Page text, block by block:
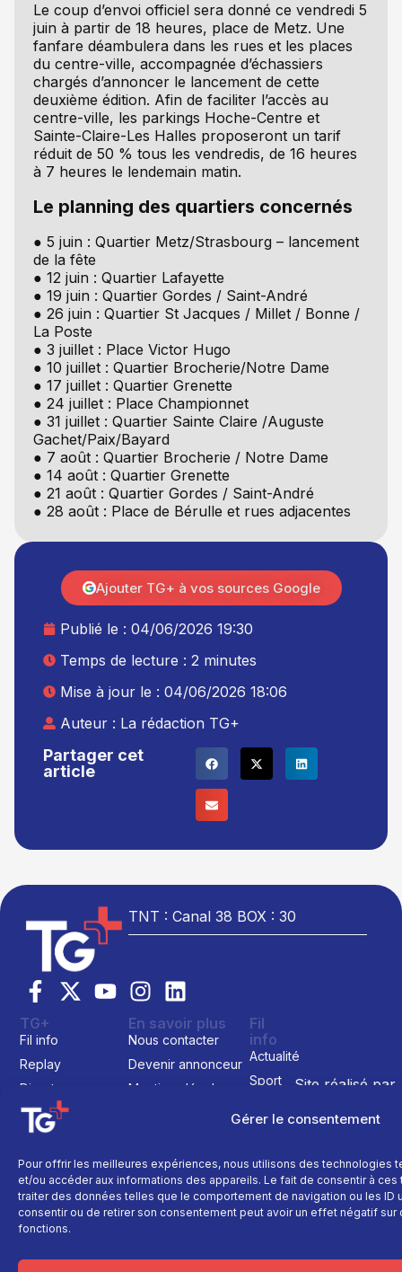
Gérer le consentement
Pour offrir les meilleures expériences, nous utilisons des technologies
et/ou accéder aux informations des appareils. Le fait de consentir à
traiter des données telles que le comportement de navigation ou les ID
consentir ou de retirer son consentement peut avoir un effet négatif
fonctions.
Le coup d’envoi officiel sera donné ce vendredi 5
juin à partir de 18 heures, place de Metz. Une
fanfare déambulera dans les rues et les places
du centre-ville, accompagnée d’échassiers
chargés d’annoncer le lancement de cette
deuxième édition. Afin de faciliter l’accès au
centre-ville, les parkings Hoche-Centre et
Sainte-Claire-Les Halles proposeront un tarif
réduit de 50 % tous les vendredis, de 16 heures
à 7 heures le lendemain matin.
Le planning des quartiers concernés
● 5 juin : Quartier Metz/Strasbourg – lancement
de la fête
● 12 juin : Quartier Lafayette
● 19 juin : Quartier Gordes / Saint-André
● 26 juin : Quartier St Jacques / Millet / Bonne /
La Poste
● 3 juillet : Place Victor Hugo
● 10 juillet : Quartier Brocherie/Notre Dame
● 17 juillet : Quartier Grenette
● 24 juillet : Place Championnet
● 31 juillet : Quartier Sainte Claire /Auguste
Gachet/Paix/Bayard
● 7 août : Quartier Brocherie / Notre Dame
● 14 août : Quartier Grenette
● 21 août : Quartier Gordes / Saint-André
● 28 août : Place de Bérulle et rues adjacentes
Partager cet
article
Publié le : 04/06/2026 19:30
Temps de lecture : 2 minutes
Mise à jour le : 04/06/2026 18:06
Auteur : La rédaction TG+
Ajouter TG+ à vos sources Google
TNT : Canal 38 BOX : 30
Site réalisé par
TG+
Fil info
Replay
Direct
Programme TV
La chaine
Le média
En savoir plus
Nous contacter
Devenir annonceur
Mentions légales
Fil
info
Actualité
Sport
Recettes
divers
Événements
Économie